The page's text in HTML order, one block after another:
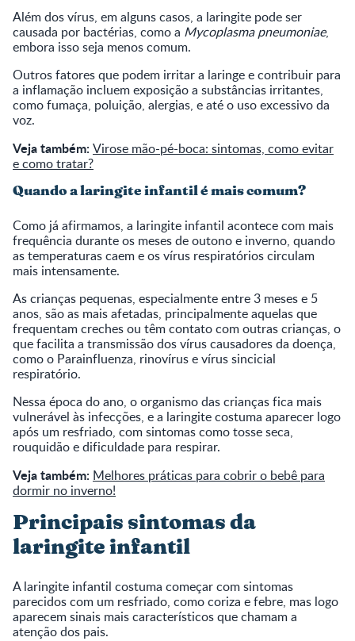
Além dos vírus, em alguns casos, a laringite pode ser
causada por bactérias, como a Mycoplasma pneumoniae,
embora isso seja menos comum.
Outros fatores que podem irritar a laringe e contribuir para
a inflamação incluem exposição a substâncias irritantes,
como fumaça, poluição, alergias, e até o uso excessivo da
voz.
Veja também:Virose mão-pé-boca: sintomas, como evitar
e como tratar?
Quando a laringite infantil é mais comum?
Como já afirmamos, a laringite infantil acontece com mais
frequência durante os meses de outono e inverno, quando
as temperaturas caem e os vírus respiratórios circulam
mais intensamente.
As crianças pequenas, especialmente entre 3 meses e 5
anos, são as mais afetadas, principalmente aquelas que
frequentam creches ou têm contato com outras crianças, o
que facilita a transmissão dos vírus causadores da doença,
como o Parainfluenza, rinovírus e vírus sincicial
respiratório.
Nessa época do ano, o organismo das crianças fica mais
vulnerável às infecções, e a laringite costuma aparecer logo
após um resfriado, com sintomas como tosse seca,
rouquidão e dificuldade para respirar.
Veja também: Melhores práticas para cobrir o bebê para
dormir no inverno!
Principais sintomas da
laringite infantil
A laringite infantil costuma começar com sintomas
parecidos com um resfriado, como coriza e febre, mas logo
aparecem sinais mais característicos que chamam a
atenção dos pais.